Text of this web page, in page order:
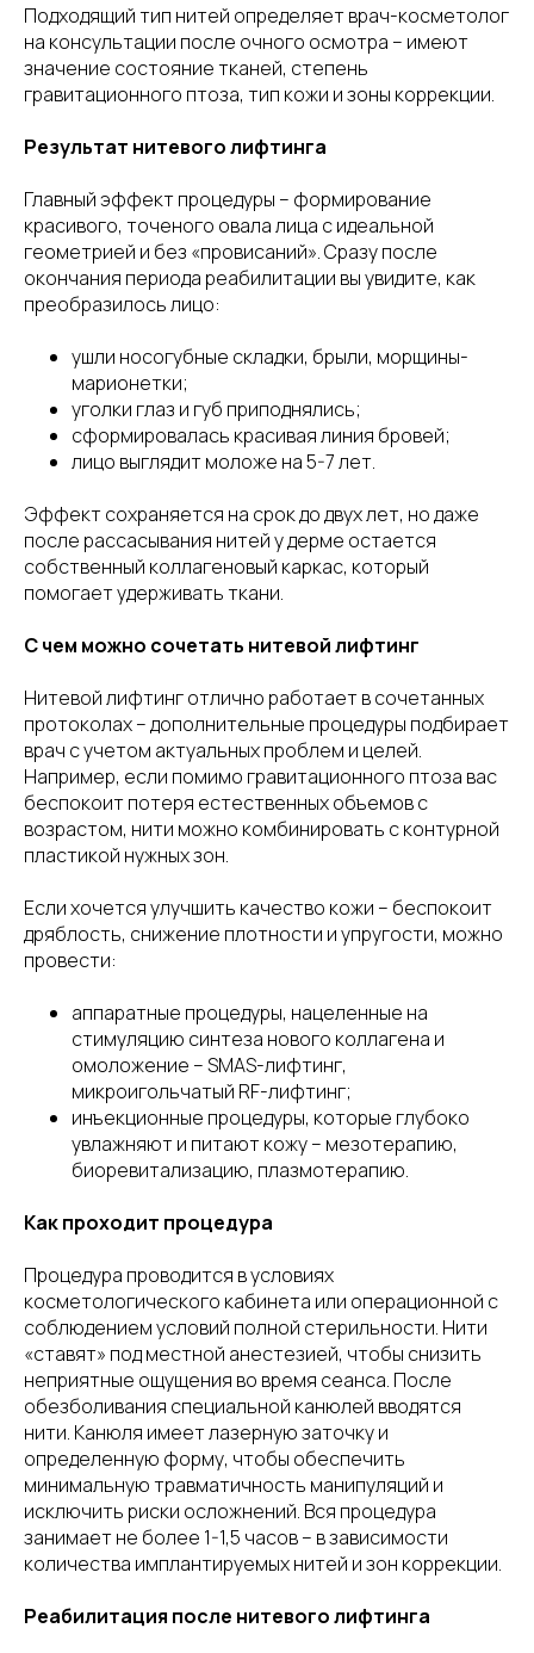
Подходящий тип нитей определяет врач-косметолог
на консультации после очного осмотра – имеют
значение состояние тканей, степень
гравитационного птоза, тип кожи и зоны коррекции.
Результат нитевого лифтинга
Главный эффект процедуры – формирование
красивого, точеного овала лица с идеальной
геометрией и без «провисаний». Сразу после
окончания периода реабилитации вы увидите, как
преобразилось лицо:
ушли носогубные складки, брыли, морщины-
марионетки;
уголки глаз и губ приподнялись;
сформировалась красивая линия бровей;
лицо выглядит моложе на 5-7 лет.
Эффект сохраняется на срок до двух лет, но даже
после рассасывания нитей у дерме остается
собственный коллагеновый каркас, который
помогает удерживать ткани.
С чем можно сочетать нитевой лифтинг
Нитевой лифтинг отлично работает в сочетанных
протоколах – дополнительные процедуры подбирает
врач с учетом актуальных проблем и целей.
Например, если помимо гравитационного птоза вас
беспокоит потеря естественных объемов с
возрастом, нити можно комбинировать с контурной
пластикой нужных зон.
Если хочется улучшить качество кожи – беспокоит
дряблость, снижение плотности и упругости, можно
провести:
аппаратные процедуры, нацеленные на
стимуляцию синтеза нового коллагена и
омоложение – SMAS-лифтинг,
микроигольчатый RF-лифтинг;
инъекционные процедуры, которые глубоко
увлажняют и питают кожу – мезотерапию,
биоревитализацию, плазмотерапию.
Как проходит процедура
Процедура проводится в условиях
косметологического кабинета или операционной с
соблюдением условий полной стерильности. Нити
«ставят» под местной анестезией, чтобы снизить
неприятные ощущения во время сеанса. После
обезболивания специальной канюлей вводятся
нити. Канюля имеет лазерную заточку и
определенную форму, чтобы обеспечить
минимальную травматичность манипуляций и
исключить риски осложнений. Вся процедура
занимает не более 1-1,5 часов – в зависимости
количества имплантируемых нитей и зон коррекции.
Реабилитация после нитевого лифтинга